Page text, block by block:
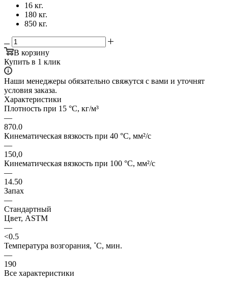
16 кг.
180 кг.
850 кг.
В корзину
Купить в 1 клик
Наши менеджеры обязательно свяжутся с вами и уточнят
условия заказа.
Характеристики
Плотность при 15 °C, кг/м³
—
870.0
Кинематическая вязкость при 40 °C, мм²/с
—
150,0
Кинематическая вязкость при 100 °C, мм²/с
—
14.50
Запах
—
Стандартный
Цвет, ASTM
—
<0.5
Температура возгорания, ˚C, мин.
—
190
Все характеристики